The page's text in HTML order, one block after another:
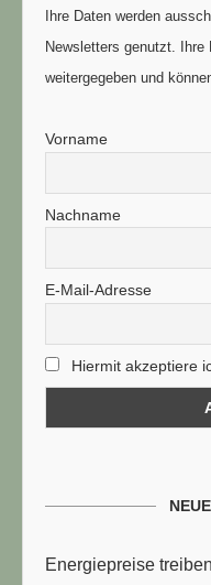
Ihre Daten werden
Newsletters genutzt. Ihre
weitergegeben und
Vorname
Nachname
E-Mail-Adresse
Hiermit akzeptiere
Energiepreise